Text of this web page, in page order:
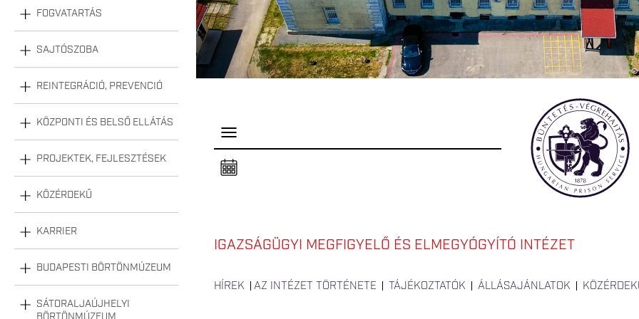
FOGVATARTÁS
SAJTÓSZOBA
REINTEGRÁCIÓ, PREVENCIÓ
KÖZPONTI ÉS BELSŐ ELLÁTÁS
PROJEKTEK, FEJLESZTÉSEK
KÖZÉRDEKŰ
KARRIER
BUDAPESTI BÖRTÖNMÚZEUM
SÁTORALJAÚJHELYI
P
e
l
s
a
IGAZSÁGÜGYI MEGFIGYELŐ ÉS ELMEGYÓGYÍTÓ INTÉZET
HÍREK AZ INTÉZET TÖRTÉNETE TÁJÉKOZTATÓK ÁLLÁSAJÁNLATOK